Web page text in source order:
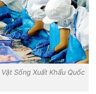
Sống Xuất Khẩu Quốc